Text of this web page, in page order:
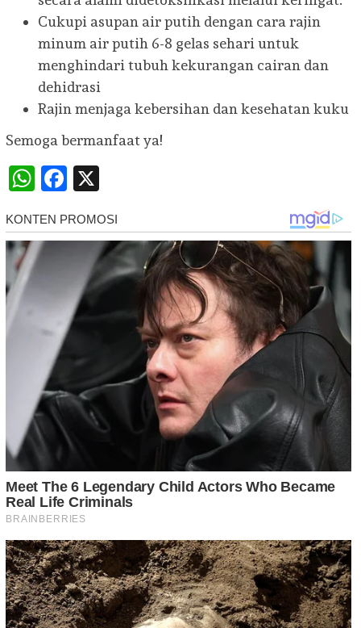
Cukupi asupan air putih dengan cara rajin
minum air putih 6-8 gelas sehari untuk
menghindari tubuh kekurangan cairan dan
dehidrasi
Rajin menjaga kebersihan dan kesehatan kuku
Semoga bermanfaat ya!
WhatsApp
Facebook